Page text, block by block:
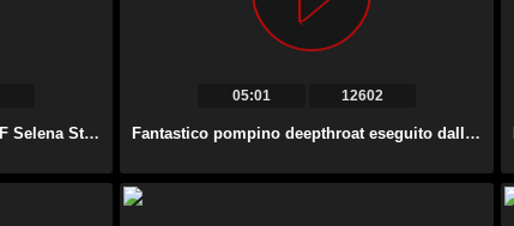
La giocherellona giocherellona GF Selena Stone provoca l’erezione del suo fidanzato e fa un pompino.
05:01 12602
Fantastico pompino deepthroat eseguito dalla bellezza tatuata Karmen Karma.